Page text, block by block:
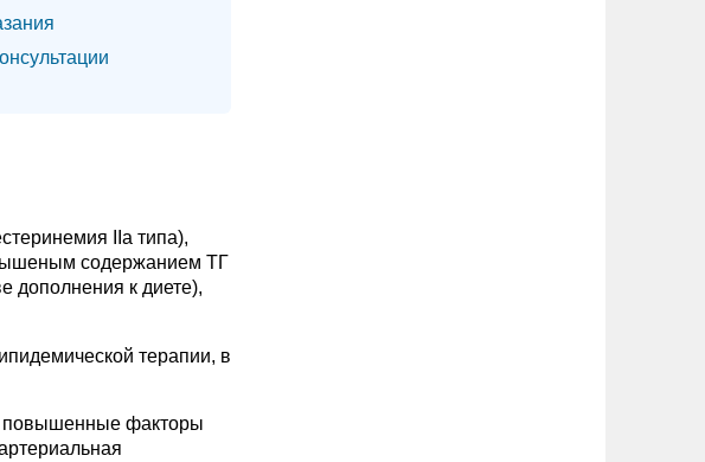
IIa типа),
содержанием ТГ
дополнения к диете),
терапии, в
повышенные факторы